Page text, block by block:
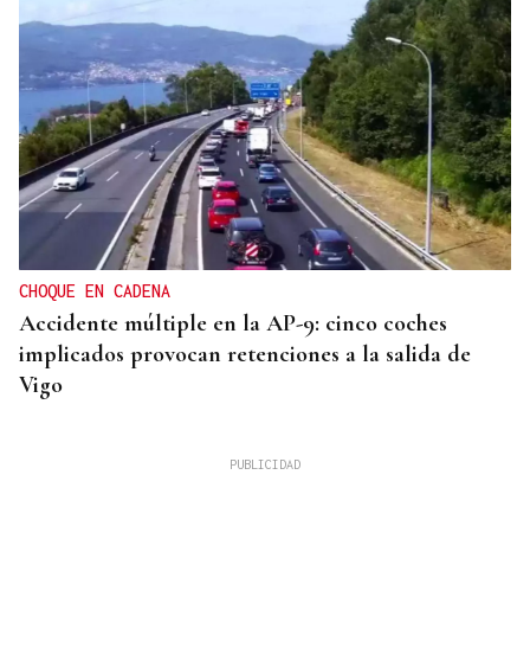
CHOQUE EN CADENA
Accidente múltiple en la AP-9: cinco coches
implicados provocan retenciones a la salida de
Vigo